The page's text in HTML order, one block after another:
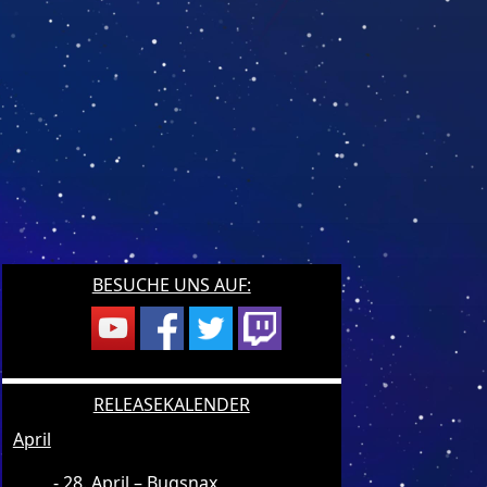
BESUCHE UNS AUF:
RELEASEKALENDER
April